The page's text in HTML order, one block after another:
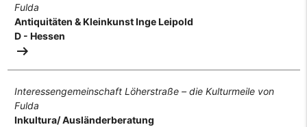
Fulda
Antiquitäten & Kleinkunst Inge Leipold
D - Hessen
arrow_right_alt
Interessengemeinschaft Löherstraße – die Kulturmeile von
Fulda
Inkultura/ Ausländerberatung